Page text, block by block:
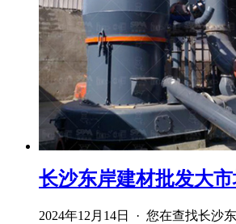
长沙东岸建材批发大
2024年12月14日 · 您在查找长沙